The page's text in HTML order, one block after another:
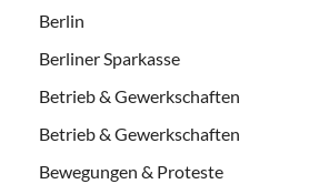
Berlin
Berliner Sparkasse
Betrieb & Gewerkschaften
Betrieb & Gewerkschaften
Bewegungen & Proteste